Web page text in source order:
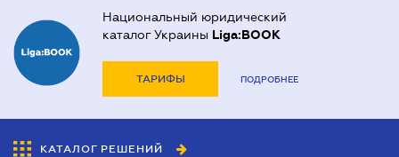
Национальный юридический
каталог Украины Liga:BOOK
ТАРИФЫ ПОДРОБНЕЕ
КАТАЛОГ РЕШЕНИЙ